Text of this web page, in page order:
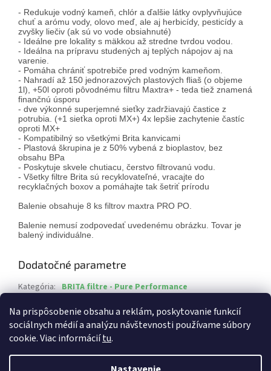
Na prispôsobenie obsahu a reklám, poskytovanie funkcií
sociálnych médií a analýzu návštevnosti používame súbory
cookie. Viac informáciítu.
- Redukuje vodný kameň, chlór a ďalšie látky ovplyvňujúce
chuť a arómu vody, olovo meď, ale aj herbicídy, pesticídy a
zvyšky liečiv (ak sú vo vode obsiahnuté)
- Ideálne pre lokality s mäkkou až stredne tvrdou vodou.
- Ideálna na prípravu studených aj teplých nápojov aj na
varenie.
- Pomáha chrániť spotrebiče pred vodným kameňom.
- Nahradí až 150 jednorazových plastových fliaš (o objeme
1l), +50l oproti pôvodnému filtru Maxtra+ - teda tiež znamená
finančnú úsporu
- dve výkonné superjemné sieťky zadržiavajú častice z
potrubia. (+1 sieťka oproti MX+) 4x lepšie zachytenie častíc
oproti MX+
- Kompatibilný so všetkými Brita kanvicami
- Plastová škrupina je z 50% vybená z bioplastov, bez
obsahu BPa
- Poskytuje skvele chutiacu, čerstvo filtrovanú vodu.
- Všetky filtre Brita sú recyklovateľné, vracajte do
recyklačných boxov a pomáhajte tak šetriť prírodu
Balenie obsahuje 8 ks filtrov maxtra PRO PO.
Balenie nemusí zodpovedať uvedenému obrázku. Tovar je
balený individuálne.
Dodatočné parametre
Kategória: BRITA filtre - Pure Performance